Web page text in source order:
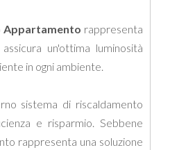
Appartamento rappresenta
un'ottima luminosità
in ogni ambiente.
sistema di riscaldamento
e risparmio. Sebbene
rappresenta una soluzione